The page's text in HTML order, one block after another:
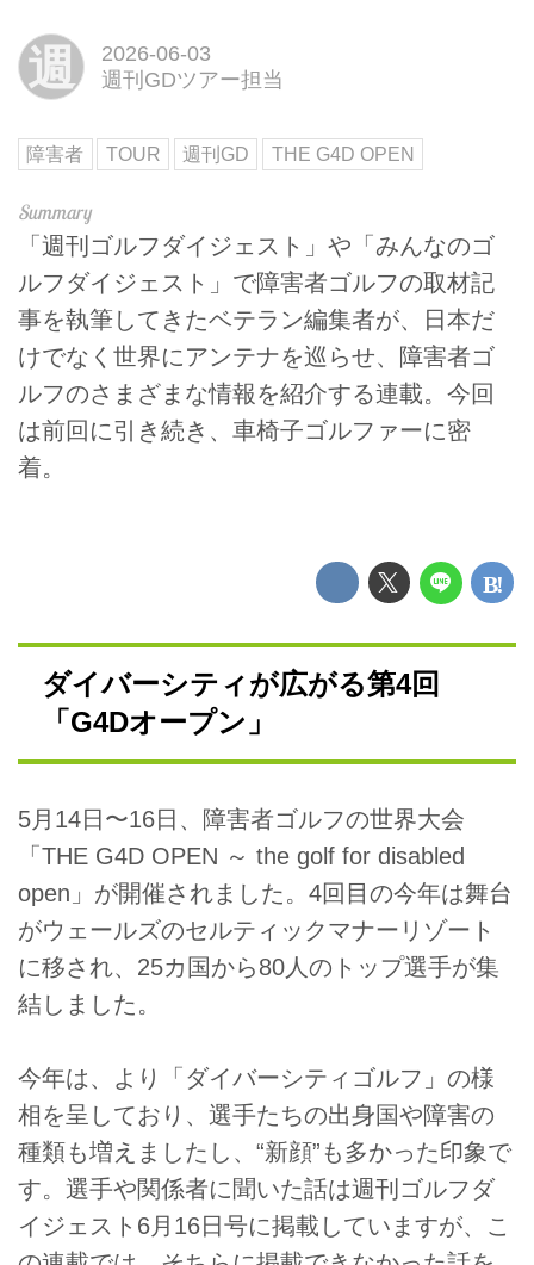
週
2026-06-03
週刊GDツアー担当
障害者 TOUR 週刊GD THE G4D OPEN
「週刊ゴルフダイジェスト」や「みんなのゴ
ルフダイジェスト」で障害者ゴルフの取材記
事を執筆してきたベテラン編集者が、日本だ
けでなく世界にアンテナを巡らせ、障害者ゴ
ルフのさまざまな情報を紹介する連載。今回
は前回に引き続き、車椅子ゴルファーに密
着。
ダイバーシティが広がる第4回
「G4Dオープン」
5月14日〜16日、障害者ゴルフの世界大会
「THE G4D OPEN ～ the golf for disabled
open」が開催されました。4回目の今年は舞台
がウェールズのセルティックマナーリゾート
に移され、25カ国から80人のトップ選手が集
結しました。
今年は、より「ダイバーシティゴルフ」の様
相を呈しており、選手たちの出身国や障害の
種類も増えましたし、“新顔”も多かった印象で
す。選手や関係者に聞いた話は週刊ゴルフダ
イジェスト6月16日号に掲載していますが、こ